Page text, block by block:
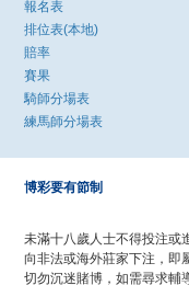
報名表
排位表(本地)
賠率
賽果
騎師分場表
練馬師分場表
博彩要有節制
未滿十八歲人士不得投注或
向非法或海外莊家下注，即
切勿沉迷賭博，如需尋求輔